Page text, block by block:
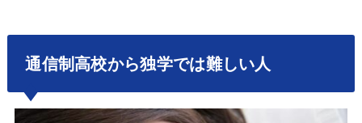
通信制高校から独学では難しい人